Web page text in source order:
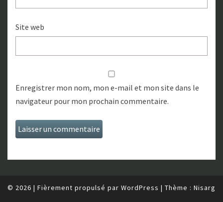
Site web
Enregistrer mon nom, mon e-mail et mon site dans le
navigateur pour mon prochain commentaire.
© 2026 | Fièrement propulsé par WordPress | Thème : Nisarg